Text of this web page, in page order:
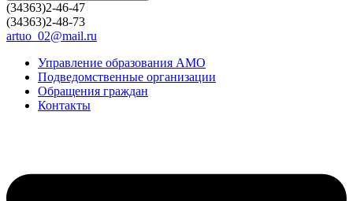
(34363)2-46-47
(34363)2-48-73
artuo_02@mail.ru
Управление образования АМО
Подведомственные организации
Обращения граждан
Контакты